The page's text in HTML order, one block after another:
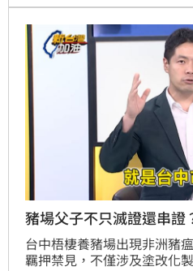
的北京「條件清單」高度吻
太巧、太快幾乎都對上」。
豬場父子不只滅證還串證
台中梧棲養豬場出現非洲豬
羈押禁見，不僅涉及塗改化